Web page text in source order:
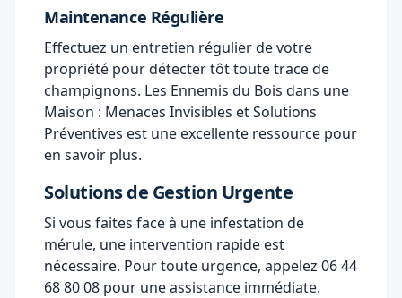
Maintenance Régulière
Effectuez un entretien régulier de votre
propriété pour détecter tôt toute trace de
champignons. Les Ennemis du Bois dans une
Maison : Menaces Invisibles et Solutions
Préventives est une excellente ressource pour
en savoir plus.
Solutions de Gestion Urgente
Si vous faites face à une infestation de
mérule, une intervention rapide est
nécessaire. Pour toute urgence, appelez 06 44
68 80 08 pour une assistance immédiate.